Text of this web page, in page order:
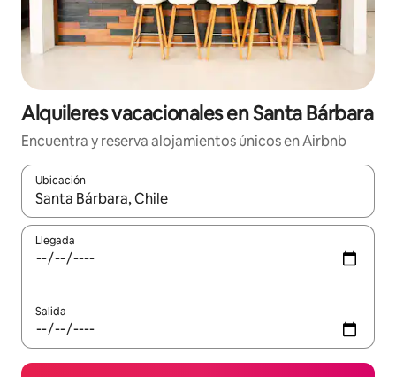
Alquileres vacacionales en Santa Bárbara
Encuentra y reserva alojamientos únicos en Airbnb
Ubicación
Cuando los resultados estén disponibles, navega con las
Llegada
Salida